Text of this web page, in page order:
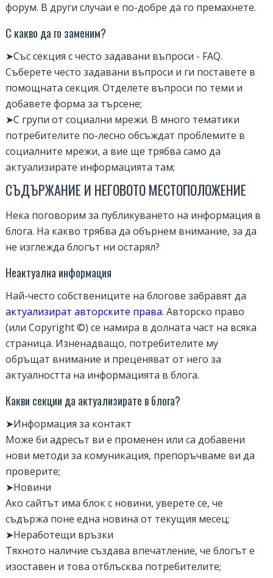
форум. В други случаи е по-добре да го премахнете.
С какво да го заменим?
➤Със секция с често задавани въпроси - FAQ.
Съберете често задавани въпроси и ги поставете в
помощната секция. Отделете въпроси по теми и
добавете форма за търсене;
➤С групи от социални мрежи. В много тематики
потребителите по-лесно обсъждат проблемите в
социалните мрежи, а вие ще трябва само да
актуализирате информацията там;
СЪДЪРЖАНИЕ И НЕГОВОТО МЕСТОПОЛОЖЕНИЕ
Нека поговорим за публикуването на информация в
блога. На какво трябва да обърнем внимание, за да
не изглежда блогът ни остарял?
Неактуална информация
Най-често собствениците на блогове забравят да
актуализират авторските права. Авторско право
(или Copyright ©) се намира в долната част на всяка
страница. Изненадващо, потребителите му
обръщат внимание и преценяват от него за
актуалността на информацията в блога.
Какви секции да актуализирате в блога?
➤Информация за контакт
Може би адресът ви е променен или са добавени
нови методи за комуникация, препоръчваме ви да
проверите;
➤Новини
Ако сайтът има блок с новини, уверете се, че
съдържа поне една новина от текущия месец;
➤Неработещи връзки
Тяхното наличие създава впечатление, че блогът е
изоставен и това отблъсква потребителите;